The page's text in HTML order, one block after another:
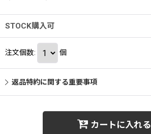
STOCK購入可
注文個数: 個
返品特約に関する重要事項
カートに入れる